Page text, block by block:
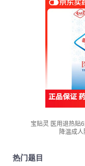
热门题目